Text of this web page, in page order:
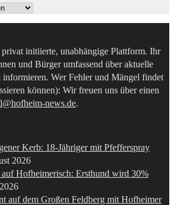
privat initiierte, unabhängige Plattform. Ihr
und Bürger umfassend über aktuelle
Wer Fehler und Mängel findet
können): Wir freuen uns über einen
news.de.
Kerb: 18-Jähriger mit Pfefferspray
2026
Hofheimerisch: Ersthund wird 30%
auf dem Großen Feldberg mit Hofheimer